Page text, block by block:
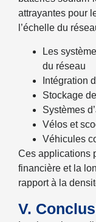
attrayantes pour
l’échelle du
Les
du réseau
Intégration
Stockage
Systèmes
Vélos et
Véhicules
Ces applications
financière et la
rapport à la
V.